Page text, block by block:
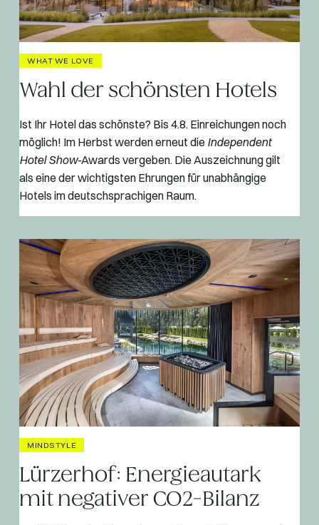
WHAT WE LOVE
Wahl der schönsten Hotels
Ist Ihr Hotel das schönste? Bis 4.8. Einreichungen noch
möglich! Im Herbst werden erneut die Independent
Hotel Show-Awards vergeben. Die Auszeichnung gilt
als eine der wichtigsten Ehrungen für unabhängige
Hotels im deutschsprachigen Raum.
MINDSTYLE
Lürzerhof: Energieautark
mit negativer CO2-Bilanz